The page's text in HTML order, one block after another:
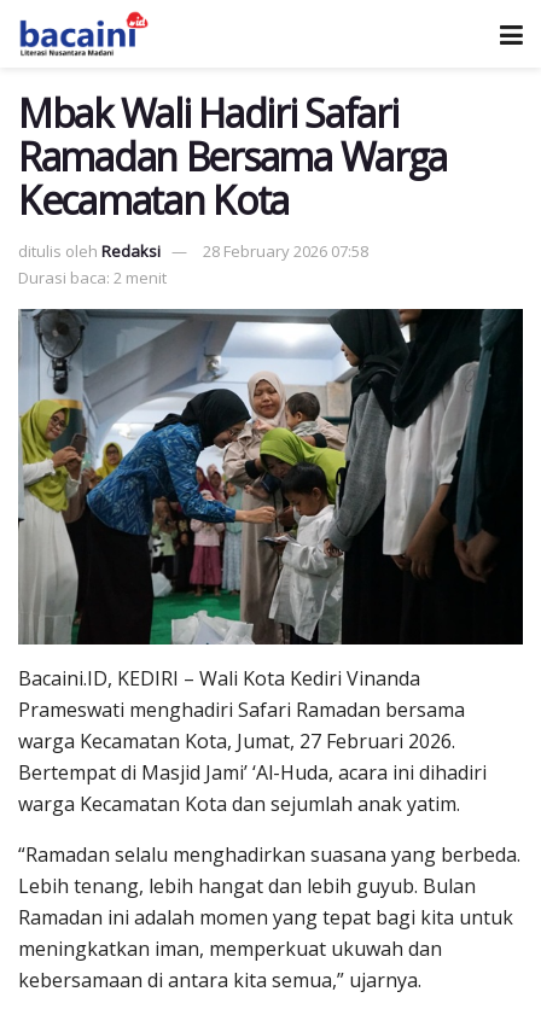
Mbak Wali Hadiri Safari
Ramadan Bersama Warga
Kecamatan Kota
ditulis oleh Redaksi
28 February 2026 07:58
Durasi baca: 2 menit
Bacaini.ID, KEDIRI – Wali Kota Kediri Vinanda
Prameswati menghadiri Safari Ramadan bersama
warga Kecamatan Kota, Jumat, 27 Februari 2026.
Bertempat di Masjid Jami’ ‘Al-Huda, acara ini dihadiri
warga Kecamatan Kota dan sejumlah anak yatim.
“Ramadan selalu menghadirkan suasana yang berbeda.
Lebih tenang, lebih hangat dan lebih guyub. Bulan
Ramadan ini adalah momen yang tepat bagi kita untuk
meningkatkan iman, memperkuat ukuwah dan
kebersamaan di antara kita semua,” ujarnya.